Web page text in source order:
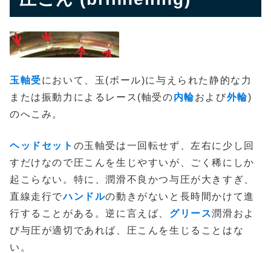
玉軸受において、玉(ボール)に与えられた静的な力
または振動力によるレース(軸受の内輪および外輪)
のへこみ。
ヘッドセット の玉軸受は一回転せず、左右に少し回
すだけなので圧こんを生じやすいが、ごく稀にしか
起こらない。特に、潤滑不良かつ与圧が大きすぎ、
直線走行でハンドルの動きがないと長時間かけて進
行することがある。逆に言えば、 グリース潤滑およ
び与圧が適切であれば、圧こんを生じることはな
い。